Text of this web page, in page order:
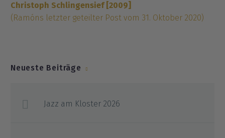
Christoph Schlingensief [2009]
(Ramóns letzter geteilter Post vom 31. Oktober 2020)
Neueste Beiträge
Jazz am Kloster 2026